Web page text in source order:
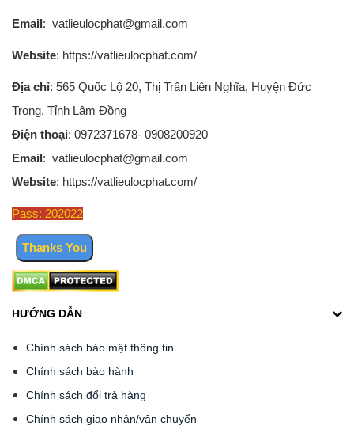
Email: vatlieulocphat@gmail.com
Website: https://vatlieulocphat.com/
Địa chỉ: 565 Quốc Lộ 20, Thị Trấn Liên Nghĩa, Huyện Đức
Trọng, Tỉnh Lâm Đồng
Điện thoại: 0972371678- 0908200920
Email: vatlieulocphat@gmail.com
Website: https://vatlieulocphat.com/
Pass: 202022
HƯỚNG DẪN
Chính sách bảo mật thông tin
Chính sách bảo hành
Chính sách đổi trả hàng
Chính sách giao nhận/vận chuyển